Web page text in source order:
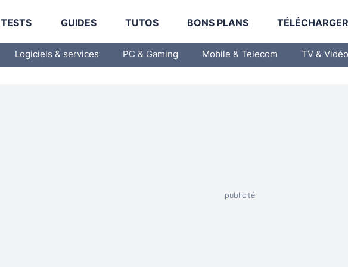
TESTS GUIDES TUTOS BONS PLANS
Logiciels & services PC & Gaming Mobile & Telecom TV & Vidéo